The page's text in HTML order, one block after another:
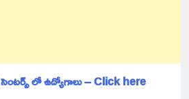
లో ఉద్యోగాలు – Click here